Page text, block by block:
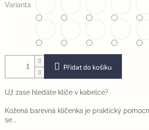
Varianta
Přidat do košíku
Už zase hledáte klíče v kabelce?
Kožená barevná klíčenka je praktický
se...